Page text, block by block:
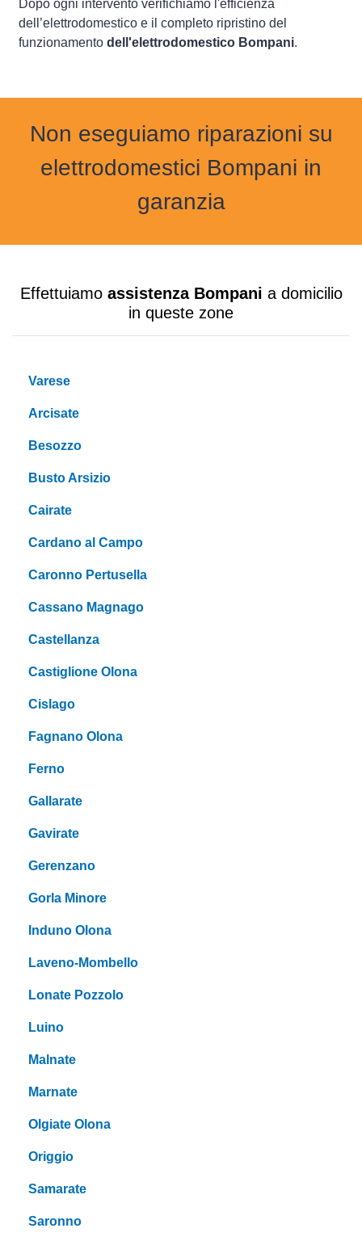
Dopo ogni intervento verifichiamo l'efficienza
dell’elettrodomestico e il completo ripristino del
funzionamento dell'elettrodomestico Bompani.
Non eseguiamo riparazioni su
elettrodomestici Bompani in
garanzia
Effettuiamo assistenza Bompani a domicilio
in queste zone
Varese
Arcisate
Besozzo
Busto Arsizio
Cairate
Cardano al Campo
Caronno Pertusella
Cassano Magnago
Castellanza
Castiglione Olona
Cislago
Fagnano Olona
Ferno
Gallarate
Gavirate
Gerenzano
Gorla Minore
Induno Olona
Laveno-Mombello
Lonate Pozzolo
Luino
Malnate
Marnate
Olgiate Olona
Origgio
Samarate
Saronno